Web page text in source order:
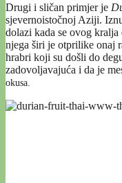
Drugi i sličan primjer je
sjevernoistočnoj Aziji.
dolazi kada se ovog
njega širi je otprilike onaj
hrabri koji su došli do
zadovoljavajuća i da je
okusa.